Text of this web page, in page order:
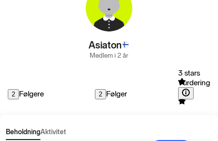
Asiaton
Medlem i 2 år
2 Følgere 2 Følger
3 stars
Vurdering
BeholdningAktivitet